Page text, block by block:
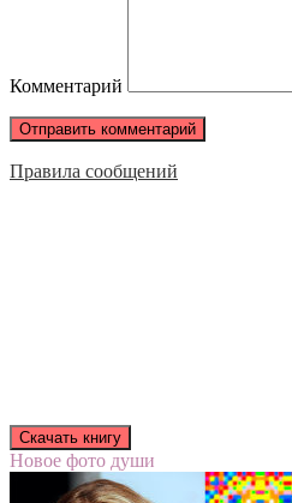
Комментарий
Правила сообщений
Новое фото души